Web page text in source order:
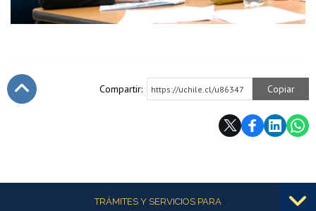
Compartir: https://uchile.cl/u86347 Copiar
Más informaciónTRÁMITES Y SERVICIOS PARA